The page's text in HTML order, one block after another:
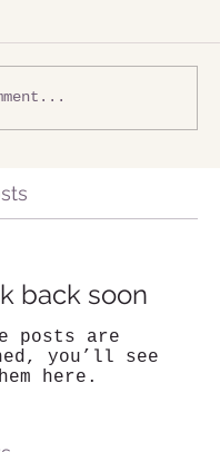
back soon
posts are
you’ll see
here.